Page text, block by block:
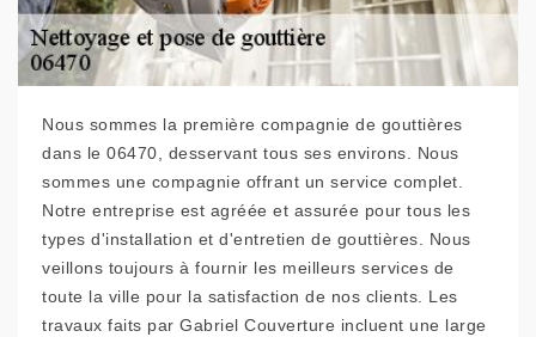
Nous sommes la première compagnie de gouttières
dans le 06470, desservant tous ses environs. Nous
sommes une compagnie offrant un service complet.
Notre entreprise est agréée et assurée pour tous les
types d'installation et d'entretien de gouttières. Nous
veillons toujours à fournir les meilleurs services de
toute la ville pour la satisfaction de nos clients. Les
travaux faits par Gabriel Couverture incluent une large